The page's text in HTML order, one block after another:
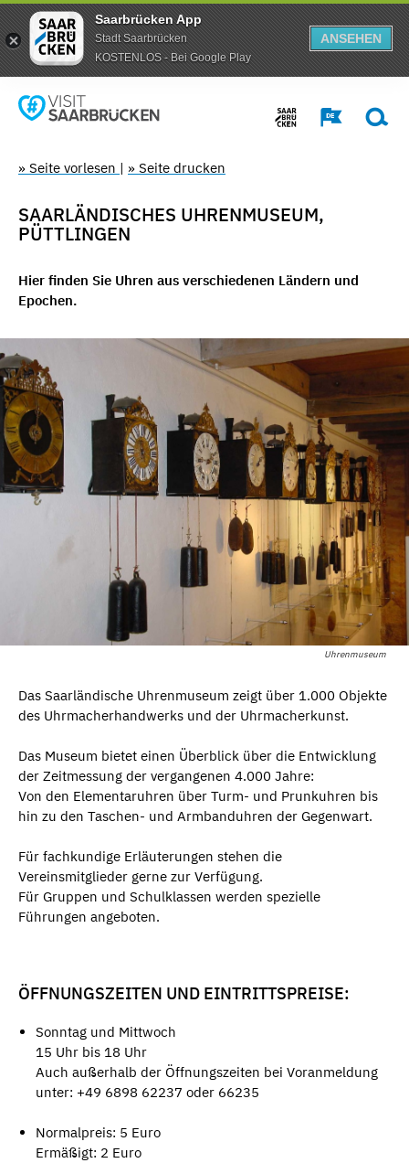
Saarbrücken App
Stadt Saarbrücken
KOSTENLOS - Bei Google Play
ANSEHEN
» Seite vorlesen | » Seite drucken
SAARLÄNDISCHES UHRENMUSEUM,
PÜTTLINGEN
Hier finden Sie Uhren aus verschiedenen Ländern und
Epochen.
Uhrenmuseum
Das Saarländische Uhrenmuseum zeigt über 1.000 Objekte
des Uhrmacherhandwerks und der Uhrmacherkunst.
Das Museum bietet einen Überblick über die Entwicklung
der Zeitmessung der vergangenen 4.000 Jahre:
Von den Elementaruhren über Turm- und Prunkuhren bis
hin zu den Taschen- und Armbanduhren der Gegenwart.
Für fachkundige Erläuterungen stehen die
Vereinsmitglieder gerne zur Verfügung.
Für Gruppen und Schulklassen werden spezielle
Führungen angeboten.
ÖFFNUNGSZEITEN UND EINTRITTSPREISE:
Sonntag und Mittwoch
15 Uhr bis 18 Uhr
Auch außerhalb der Öffnungszeiten bei Voranmeldung
unter: +49 6898 62237 oder 66235
Normalpreis: 5 Euro
Ermäßigt: 2 Euro